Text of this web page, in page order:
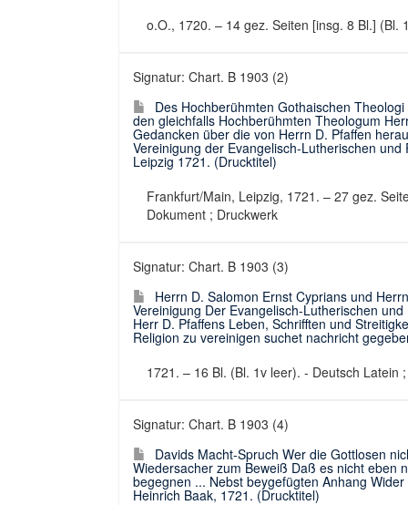
o.O., 1720. – 14 gez. Seiten [insg. 8 Bl.]
Signatur: Chart. B 1903 (2)
Des Hochberühmten Gothaischen
den gleichfalls Hochberühmten Theologum
Gedancken über die von Herrn D. Pfaffen
Vereinigung der Evangelisch-Lutherischen
Leipzig 1721. (Drucktitel)
Frankfurt/Main, Leipzig, 1721. – 27 gez.
Dokument ; Druckwerk
Signatur: Chart. B 1903 (3)
Herrn D. Salomon Ernst Cyprians und
Vereinigung Der Evangelisch-Lutherischen
Herr D. Pfaffens Leben, Schrifften und
Religion zu vereinigen suchet nachricht
1721. – 16 Bl. (Bl. 1v leer). - Deutsch Latein
Signatur: Chart. B 1903 (4)
Davids Macht-Spruch Wer die Gottlosen
Wiedersacher zum Beweiß Daß es nicht eben
begegnen ... Nebst beygefügten Anhang
Heinrich Baak, 1721. (Drucktitel)